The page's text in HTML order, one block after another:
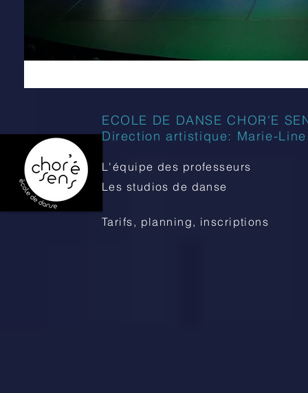
ECOLE DE DANSE CHOR'E
Direction artistique: Marie-
L'équipe des professeurs
Les studios de danse
Tarifs, planning, inscriptions